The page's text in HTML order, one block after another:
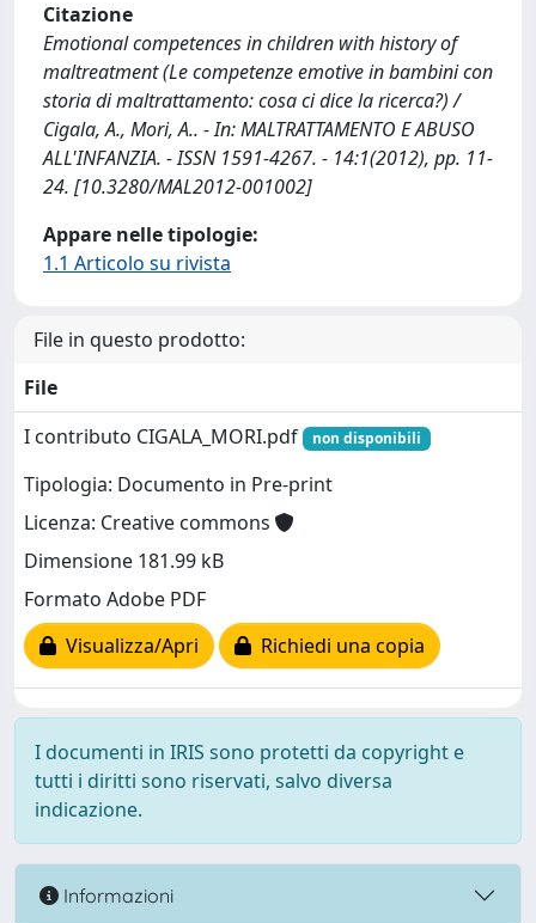
Citazione
Emotional competences in children with history of
maltreatment (Le competenze emotive in bambini con
storia di maltrattamento: cosa ci dice la ricerca?) /
Cigala, A., Mori, A.. - In: MALTRATTAMENTO E ABUSO
ALL'INFANZIA. - ISSN 1591-4267. - 14:1(2012), pp. 11-
24. [10.3280/MAL2012-001002]
Appare nelle tipologie:
1.1 Articolo su rivista
File in questo prodotto:
File
I contributo CIGALA_MORI.pdf
non disponibili
Tipologia: Documento in Pre-print
Licenza: Creative commons
Dimensione 181.99 kB
Formato Adobe PDF
Visualizza/Apri
Richiedi una copia
I documenti in IRIS sono protetti da copyright e
tutti i diritti sono riservati, salvo diversa
indicazione.
Informazioni